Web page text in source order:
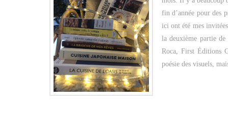
fin d’année pour des
ici ont été mes
la deuxième partie
Roca, First Éditions
poésie des visuels,